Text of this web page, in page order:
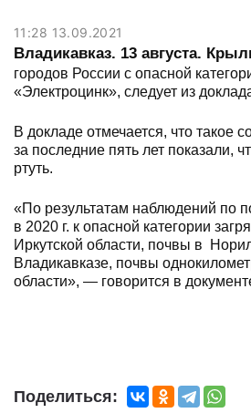
11:28 13.09.2021
Владикавказ. 13 августа.
городов России с опасной
«Электроцинк», следует из
В докладе отмечается, что такое
за последние пять лет показали,
ртуть.
«По результатам наблюдений по
в 2020 г. к опасной категории
Иркутской области, почвы в
Владикавказе, почвы
области», — говорится в
Поделиться: